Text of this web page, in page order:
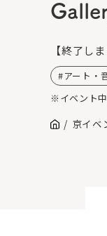
【終了しま
アート・
※イベント
京イベ